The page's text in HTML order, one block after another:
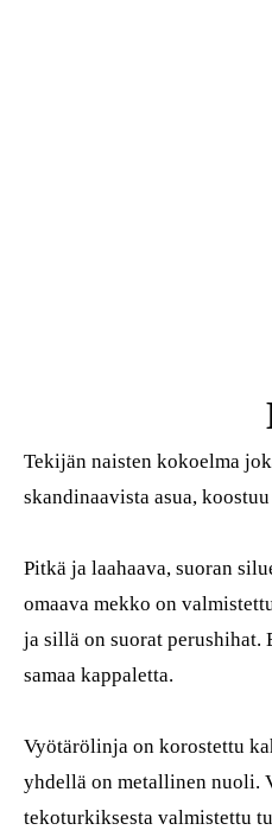
Tekijän naisten kokoelma
skandinaavista asua,
Pitkä ja laahaava, suoran
omaava mekko on
ja sillä on suorat perushihat.
samaa kappaletta.
Vyötärölinja on korostettu
yhdellä on metallinen nuoli.
tekoturkiksesta valmistettu